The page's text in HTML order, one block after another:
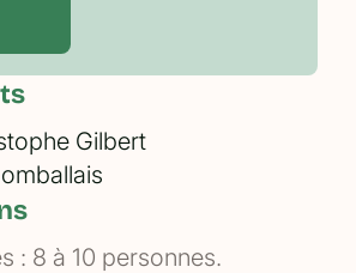
Gilbert
: 8 à 10 personnes.